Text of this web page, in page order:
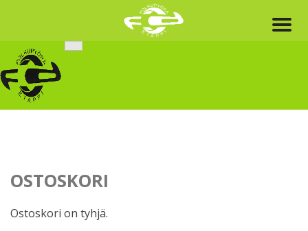
content
OSTOSKORI
Ostoskori on tyhjä.